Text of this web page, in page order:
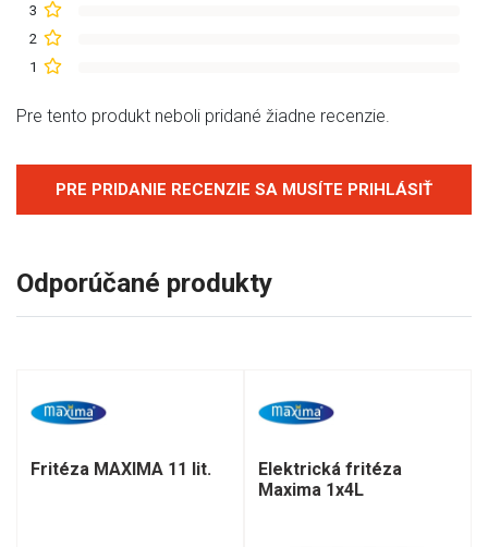
3
2
1
Pre tento produkt neboli pridané žiadne recenzie.
PRE PRIDANIE RECENZIE SA MUSÍTE PRIHLÁSIŤ
Odporúčané produkty
Fritéza MAXIMA 11 lit.
Elektrická fritéza
Maxima 1x4L